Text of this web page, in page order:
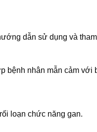
dẫn sử dụng và
bệnh nhân mẫn cảm với
loạn chức năng gan.